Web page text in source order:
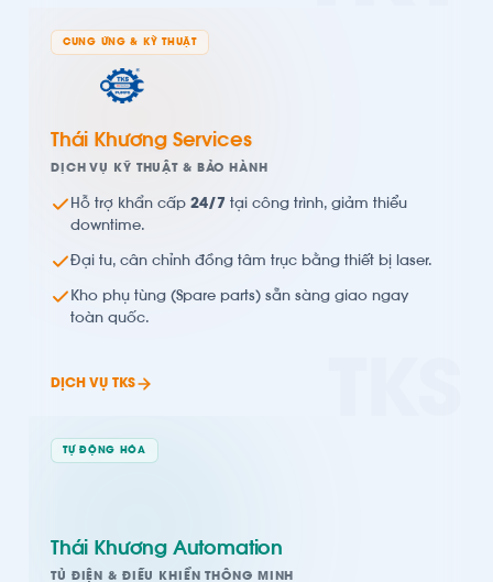
CUNG ỨNG & KỸ THUẬT
Thái Khương Services
DỊCH VỤ KỸ THUẬT & BẢO HÀNH
Hỗ trợ khẩn cấp 24/7 tại công trình, giảm thiểu
downtime.
Đại tu, cân chỉnh đồng tâm trục bằng thiết bị laser.
Kho phụ tùng (Spare parts) sẵn sàng giao ngay
toàn quốc.
DỊCH VỤ TKS
TỰ ĐỘNG HÓA
Thái Khương Automation
TỦ ĐIỆN & ĐIỀU KHIỂN THÔNG MINH